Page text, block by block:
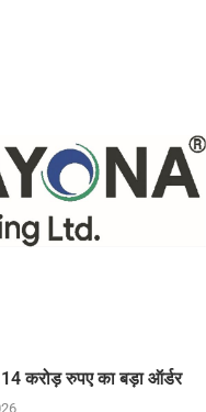
करोड़ रुपए का बड़ा ऑर्डर